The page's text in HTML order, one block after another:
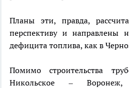
Планы эти, правда,
перспективу и направлены
дефицита топлива, как в
Помимо строительства
Никольское – Воронеж,